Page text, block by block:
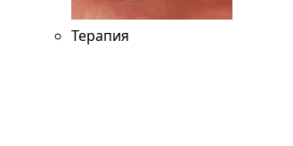
Терапия